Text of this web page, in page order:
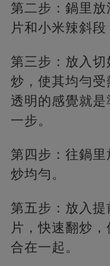
第二步：鍋里
片和小米辣斜段
第三步：放入
炒，使其均勻
透明的感覺就
一步。
第四步：往鍋
炒均勻。
第五步：放入
片，快速翻炒
合在一起。